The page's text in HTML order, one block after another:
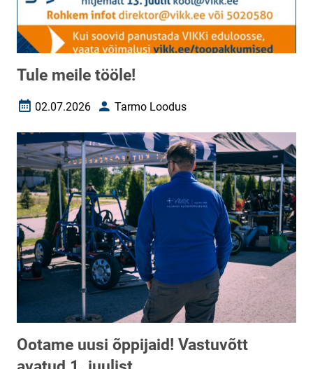
Tule meile tööle!
Loomise kuupäev
02.07.2026 AutorTarmo Loodus
Ootame uusi õppijaid! Vastuvõtt